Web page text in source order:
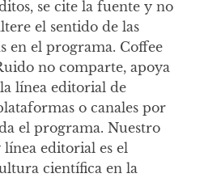
se cite la fuente y no
el sentido de las
en el programa. Coffee
no comparte, apoya
línea editorial de
o canales por
el programa. Nuestro
editorial es el
científica en la